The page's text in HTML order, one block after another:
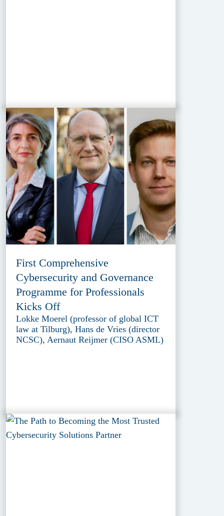
First Comprehensive
Cybersecurity and Governance
Programme for Professionals
Kicks Off
Lokke Moerel (professor of global ICT
law at Tilburg), Hans de Vries (director
NCSC), Aernaut Reijmer (CISO ASML)